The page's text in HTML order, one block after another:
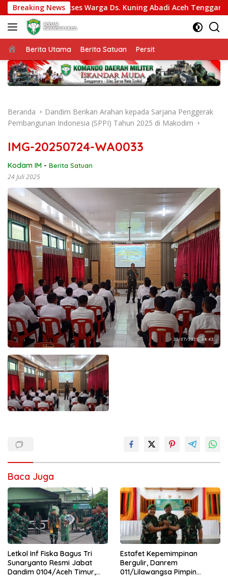
Langsung
ke
konten
Breaking News
Akses Warga Ds. Kuning Abadi Aceh Tenggara
Beranda
Berita Utama Berita Satuan Persit
Beranda
Dandim Berikan Arahan kepada Sarjana Penggerak
Pembangunan Indonesia (SPPI) Tahun 2025 di Makodim
IMG-20250724-WA0033
Kodam IM - Berita Satuan
24 Juli 2025
Baca Juga
Letkol Inf Fiska Bagus Tri
Sunaryanto Resmi Jabat
Dandim 0104/Aceh Timur,
Estafet Kepemimpinan
Bergulir, Danrem
011/Lilawangsa Pimpin